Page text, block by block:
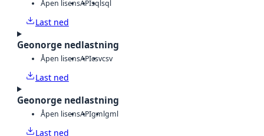
Åpen lisensAPIsqlsql
Last ned
Geonorge nedlastning
Åpen lisensAPIcsvcsv
Last ned
Geonorge nedlastning
Åpen lisensAPIgmlgml
Last ned